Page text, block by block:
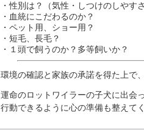
・性別は？（気性・しつけのしやす
・血統にこだわるのか？
・ペット用、ショー用？
・短毛、長毛？
・１頭で飼うのか？多等飼いか？
環境の確認と家族の承諾を得た上で
運命のロットワイラーの子犬に出会
行動できるように心の準備も整えて